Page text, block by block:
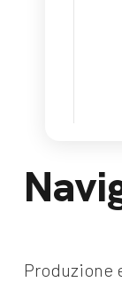
Produzione
Lavora
Bilancio
News e
News